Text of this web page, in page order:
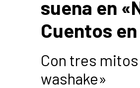
suena en
Cuentos
Con tres
washake»